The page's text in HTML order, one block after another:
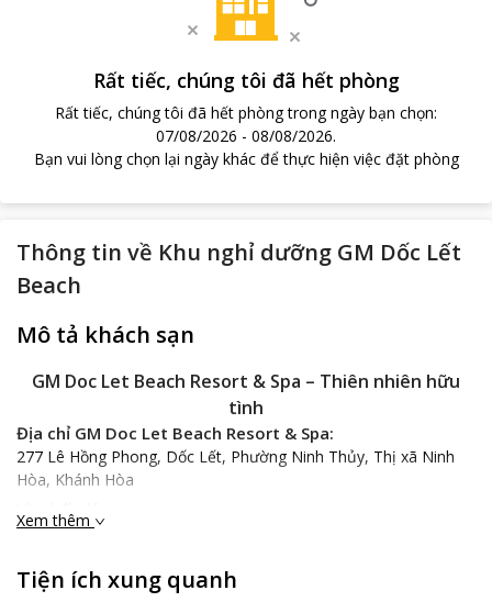
Rất tiếc, chúng tôi đã hết phòng
Rất tiếc, chúng tôi đã hết phòng trong ngày bạn chọn:
07/08/2026 - 08/08/2026.
Bạn vui lòng chọn lại ngày khác để thực hiện việc đặt phòng
Thông tin về Khu nghỉ dưỡng GM Dốc Lết
Beach
Mô tả khách sạn
GM Doc Let Beach Resort & Spa – Thiên nhiên hữu
tình
Địa chỉ GM Doc Let Beach Resort & Spa:
277 Lê Hồng Phong, Dốc Lết, Phường Ninh Thủy, Thị xã Ninh
Hòa, Khánh Hòa
Vị trí địa lý:
Nằm tại phía nam của vịnh Vân Phong,
thích khám phá thiên nhiên kì vĩ, phong cảnh hữu tình tuyệt vời
Xem thêm
Tiện ích xung quanh